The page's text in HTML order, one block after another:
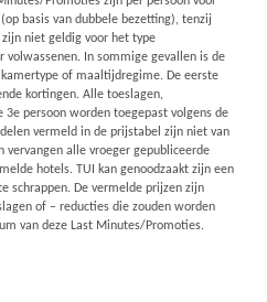
basis van dubbele bezetting), tenzij
niet geldig voor het type
volwassenen. In sommige gevallen is de
of maaltijdregime. De eerste
kortingen. Alle toeslagen,
3e persoon worden toegepast volgens de
vermeld in de prijstabel zijn niet van
vervangen alle vroeger gepubliceerde
hotels. TUI kan genoodzaakt zijn een
schrappen. De vermelde prijzen zijn
of – reducties die zouden worden
van deze Last Minutes/Promoties.